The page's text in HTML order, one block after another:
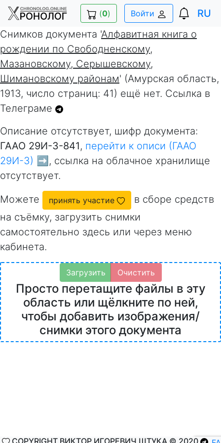
(0) Войти
RU
Снимков документа 'Алфавитная книга о
рождении по Свободненскому,
Мазановскому, Серышевскому,
Шимановскому районам' (Амурская область,
1913, число страниц: 41) ещё нет. Ссылка в
Телеграме
Описание отсутствует, шифр документа:
ГААО 29И-3-841, перейти к описи (ГААО
29И-3) ➡️ , ссылка на облачное хранилище
отсутствует.
Можете принять участие
в сборе средств
на съёмку, загрузить снимки
самостоятельно здесь или через меню
кабинета.
Загрузить Очистить
Просто перетащите файлы в эту
область или щёлкните по ней,
чтобы добавить изображения/
снимки этого документа
COPYRIGHT ВИКТОР ИГОРЕВИЧ ШТУКА © 2020